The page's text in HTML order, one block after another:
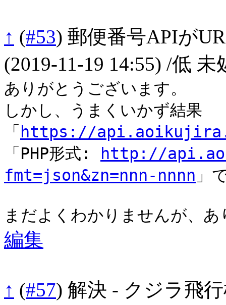
↑ (#53) 郵便番号APIが
(2019-11-19 14:55) /低 未
ありがとうございます。
しかし、うまくいかず結果
「 https://
「PHP形式:
http://
fmt=json&zn=nnn-nnnn 」
まだよくわかりませんが、
編集
↑ (#57) 解決 - クジラ飛